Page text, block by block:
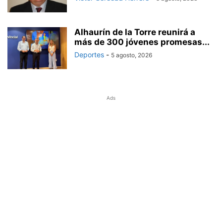
Alhaurín de la Torre reunirá a
más de 300 jóvenes promesas...
Deportes - 5 agosto, 2026
Ads